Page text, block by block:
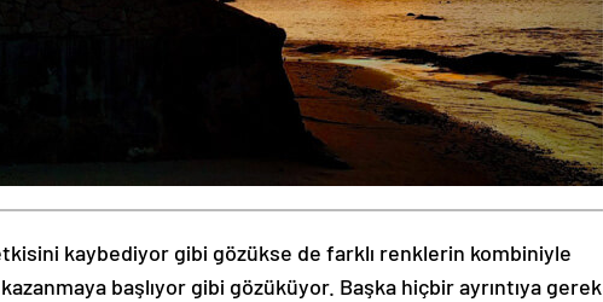
kaybediyor gibi gözükse de farklı renklerin kombiniyle
başlıyor gibi gözüküyor. Başka hiçbir ayrıntıya gerek